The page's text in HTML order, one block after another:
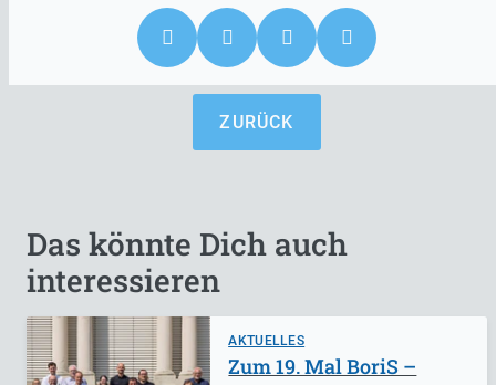
ZURÜCK
Das könnte Dich auch
interessieren
AKTUELLES
Zum 19. Mal BoriS –